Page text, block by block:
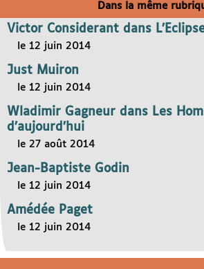
Dans la même
Victor Considerant dans
le 12 juin 2014
Just Muiron
le 12 juin 2014
Wladimir Gagneur dans Les
d’aujourd’hui
le 27 août 2014
Jean-Baptiste Godin
le 12 juin 2014
Amédée Paget
le 12 juin 2014